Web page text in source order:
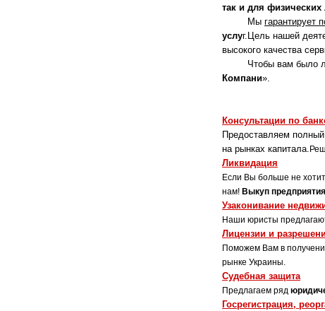
так и для физических
Мы гарантирует
услуг.Цель нашей
высокого качества
Чтобы вам было
Компани».
Наша
Консультации по
Предоставляем полный
на рынках капитала.
Ликвидация
Если Вы больше не
нам! Выкуп предприятия
Узаконивание
Наши юристы
Лицензии и
Поможем Вам в
рынке Украины.
Судебная защита
Предлагаем ряд
Госрегистрация,